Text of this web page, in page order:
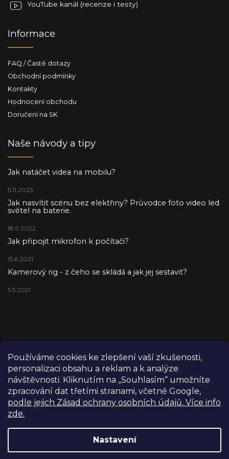
Používáme cookies ke zlepšení vaší zkušenosti,
personalizaci obsahu a reklam a k analýze
návštěvnosti. Kliknutím na „Souhlasím“ umožníte
zpracování dat třetími stranami, včetně Google,
podle jejich Zásad ochrany osobních údajů. Více info
zde.
Nastavení
YouTube kanál (recenze i testy)
Informace
FAQ / Časté dotazy
Obchodní podmínky
Kontakty
Hodnocení obchodu
Doručení na SK
Naše návody a tipy
Jak natáčet videa na mobilu?
5.11.2023
Jak nasvítit scénu bez elektřiny? Průvodce foto video led
světel na baterie.
18.9.2022
Jak připojit mikrofon k počítači?
15.6.2021
Kamerový rig - z čeho se skládá a jak jej sestavit?
5.5.2021
Copyright 2026FILM-TECHNIKA. Všechna práva vyhrazena.
Upravit nastavení cookies